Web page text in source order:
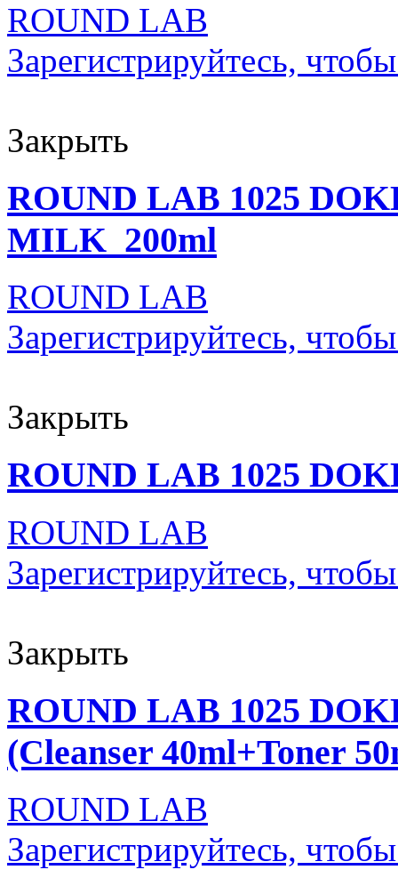
ROUND LAB
Зарегистрируйтесь,
Закрыть
ROUND LAB 1025
MILK_200ml
ROUND LAB
Зарегистрируйтесь,
Закрыть
ROUND LAB 1025
ROUND LAB
Зарегистрируйтесь,
Закрыть
ROUND LAB 1025
(Cleanser 40ml+Toner
ROUND LAB
Зарегистрируйтесь,